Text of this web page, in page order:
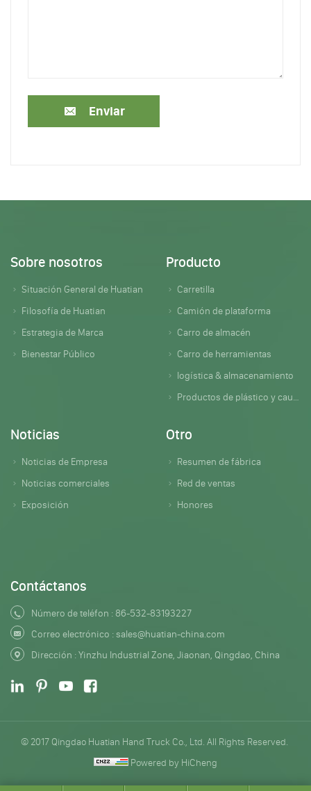
Enviar
Sobre nosotros
Situación General de Huatian
Filosofía de Huatian
Estrategia de Marca
Bienestar Público
Producto
Carretilla
Camión de plataforma
Carro de almacén
Carro de herramientas
logística & almacenamiento
Productos de plástico y caucho
Noticias
Noticias de Empresa
Noticias comerciales
Exposición
Otro
Resumen de fábrica
Red de ventas
Honores
Contáctanos
Número de teléfon : 86-532-83193227
Correo electrónico :sales@huatian-china.com
Dirección : Yinzhu Industrial Zone, Jiaonan, Qingdao, China
© 2017 Qingdao Huatian Hand Truck Co., Ltd. All Rights Reserved.
Powered by HiCheng